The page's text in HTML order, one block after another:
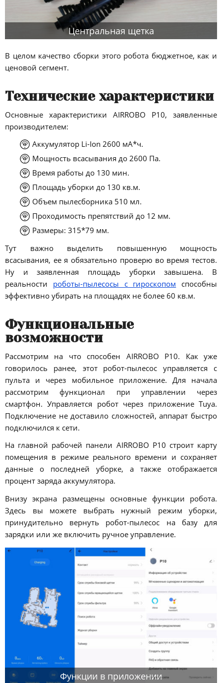
Центральная щетка
В целом качество сборки этого робота бюджетное, как и
ценовой сегмент.
Технические характеристики
Основные характеристики AIRROBO P10, заявленные
производителем:
Аккумулятор Li-Ion 2600 мА*ч.
Мощность всасывания до 2600 Па.
Время работы до 130 мин.
Площадь уборки до 130 кв.м.
Объем пылесборника 510 мл.
Проходимость препятствий до 12 мм.
Размеры: 315*79 мм.
Тут важно выделить повышенную мощность
всасывания, ее я обязательно проверю во время тестов.
Ну и заявленная площадь уборки завышена. В
реальности роботы-пылесосы с гироскопом способны
эффективно убирать на площадях не более 60 кв.м.
Функциональные
возможности
Рассмотрим на что способен AIRROBO P10. Как уже
говорилось ранее, этот робот-пылесос управляется с
пульта и через мобильное приложение. Для начала
рассмотрим функционал при управлении через
смартфон. Управляется робот через приложение Tuya.
Подключение не доставило сложностей, аппарат быстро
подключился к сети.
На главной рабочей панели AIRROBO P10 строит карту
помещения в режиме реального времени и сохраняет
данные о последней уборке, а также отображается
процент заряда аккумулятора.
Внизу экрана размещены основные функции робота.
Здесь вы можете выбрать нужный режим уборки,
принудительно вернуть робот-пылесос на базу для
зарядки или же включить ручное управление.
Функции в приложении